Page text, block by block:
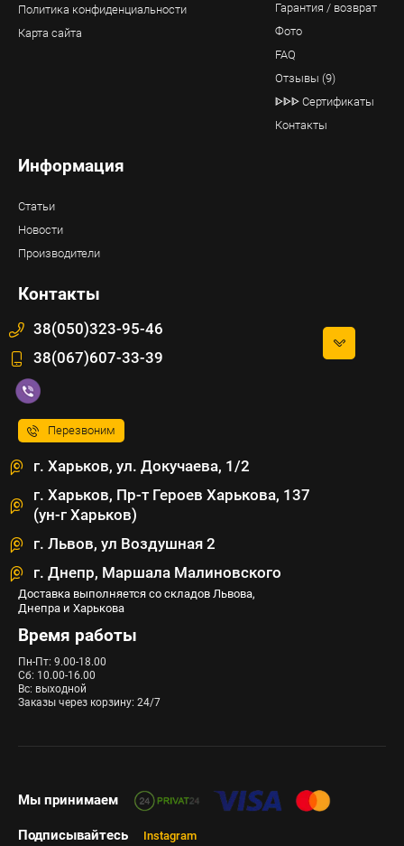
Политика конфиденциальности
Карта сайта
Гарантия / возврат
Фото
FAQ
Отзывы (9)
ᐈᐈᐈ Сертификаты
Контакты
Информация
Статьи
Новости
Производители
Контакты
38(050)323-95-46
38(067)607-33-39
Перезвоним
г. Харьков, ул. Докучаева, 1/2
г. Харьков, Пр-т Героев Харькова, 137
(ун-г Харьков)
г. Львов, ул Воздушная 2
г. Днепр, Маршала Малиновского
Доставка выполняется со складов Львова,
Днепра и Харькова
Время работы
Пн-Пт: 9.00-18.00
Сб: 10.00-16.00
Вс: выходной
Заказы через корзину: 24/7
Мы принимаем
Подписывайтесь Instagram